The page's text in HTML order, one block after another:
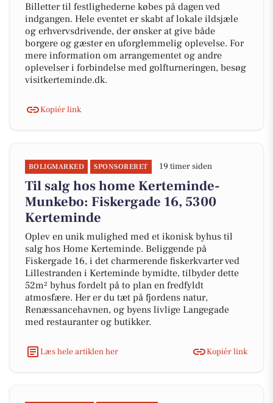
Billetter til festlighederne købes på dagen ved
indgangen. Hele eventet er skabt af lokale ildsjæle
og erhvervsdrivende, der ønsker at give både
borgere og gæster en uforglemmelig oplevelse. For
mere information om arrangementet og andre
oplevelser i forbindelse med golfturneringen, besøg
visitkerteminde.dk.
Kopiér link
BOLIGMARKED SPONSORERET 19 timer siden
Til salg hos home Kerteminde-
Munkebo: Fiskergade 16, 5300
Kerteminde
Oplev en unik mulighed med et ikonisk byhus til
salg hos Home Kerteminde. Beliggende på
Fiskergade 16, i det charmerende fiskerkvarter ved
Lillestranden i Kerteminde bymidte, tilbyder dette
52m² byhus fordelt på to plan en fredfyldt
atmosfære. Her er du tæt på fjordens natur,
Renæssancehavnen, og byens livlige Langegade
med restauranter og butikker.
Læs hele artiklen her Kopiér link